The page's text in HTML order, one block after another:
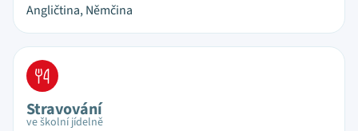
Angličtina, Němčina
Stravování
ve školní jídelně